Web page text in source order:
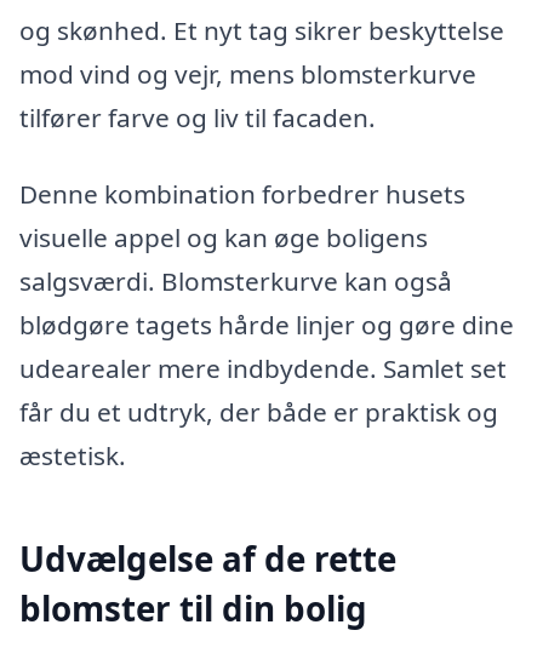
og skønhed. Et nyt tag sikrer beskyttelse
mod vind og vejr, mens blomsterkurve
tilfører farve og liv til facaden.
Denne kombination forbedrer husets
visuelle appel og kan øge boligens
salgsværdi. Blomsterkurve kan også
blødgøre tagets hårde linjer og gøre dine
udearealer mere indbydende. Samlet set
får du et udtryk, der både er praktisk og
æstetisk.
Udvælgelse af de rette
blomster til din bolig